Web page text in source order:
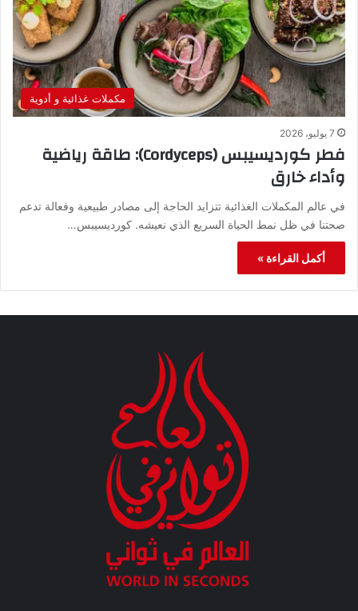
مكملات غذائية و أدوية
7 يوليو، 2026
فطر كورديسيبس (Cordyceps): طاقة رياضية
وأداء خارق
في عالم المكملات الغذائية تتزايد الحاجة إلى مصادر طبيعية وفعالة تدعم
صحتنا في ظل نمط الحياة السريع الذي نعيشه. كورديسيبس…
أكمل القراءة »